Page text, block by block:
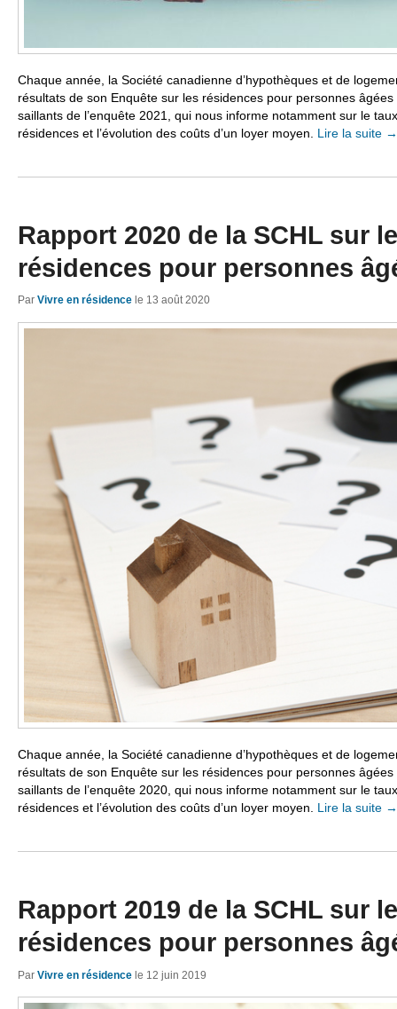
Chaque année, la Société canadienne d’hypothèques et de
résultats de son Enquête sur les résidences pour personnes
saillants de l’enquête 2021, qui nous informe notamment sur le
résidences et l’évolution des coûts d’un loyer moyen. Lire la suite →
Rapport 2020 de la SCHL sur
résidences pour personnes
Par Vivre en résidence le 13 août 2020
Chaque année, la Société canadienne d’hypothèques et de
résultats de son Enquête sur les résidences pour personnes
saillants de l’enquête 2020, qui nous informe notamment sur le
résidences et l’évolution des coûts d’un loyer moyen. Lire la suite →
Rapport 2019 de la SCHL sur
résidences pour personnes
Par Vivre en résidence le 12 juin 2019